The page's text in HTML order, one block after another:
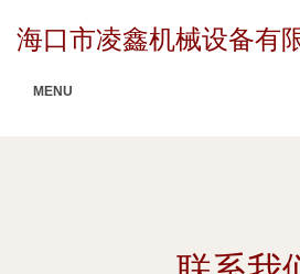
海口市凌鑫机械设备有
MENU